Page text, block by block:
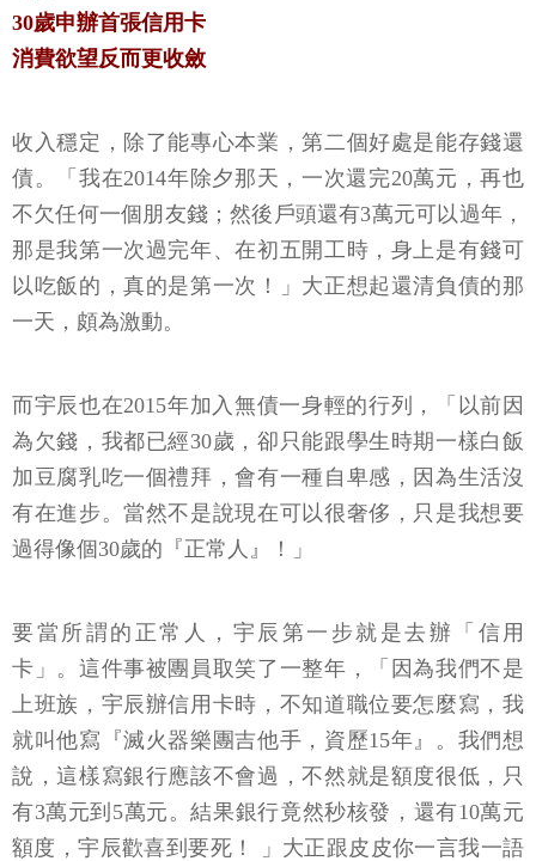
30歲申辦首張信用卡
消費欲望反而更收斂
收入穩定，除了能專心本業，第二個好處是能存錢還
債。「我在2014年除夕那天，一次還完20萬元，再也
不欠任何一個朋友錢；然後戶頭還有3萬元可以過年，
那是我第一次過完年、在初五開工時，身上是有錢可
以吃飯的，真的是第一次！」大正想起還清負債的那
一天，頗為激動。
而宇辰也在2015年加入無債一身輕的行列，「以前因
為欠錢，我都已經30歲，卻只能跟學生時期一樣白飯
加豆腐乳吃一個禮拜，會有一種自卑感，因為生活沒
有在進步。當然不是說現在可以很奢侈，只是我想要
過得像個30歲的『正常人』！」
要當所謂的正常人，宇辰第一步就是去辦「信用
卡」。這件事被團員取笑了一整年，「因為我們不是
上班族，宇辰辦信用卡時，不知道職位要怎麼寫，我
就叫他寫『滅火器樂團吉他手，資歷15年』。我們想
說，這樣寫銀行應該不會過，不然就是額度很低，只
有3萬元到5萬元。結果銀行竟然秒核發，還有10萬元
額度，宇辰歡喜到要死！ 」大正跟皮皮你一言我一語